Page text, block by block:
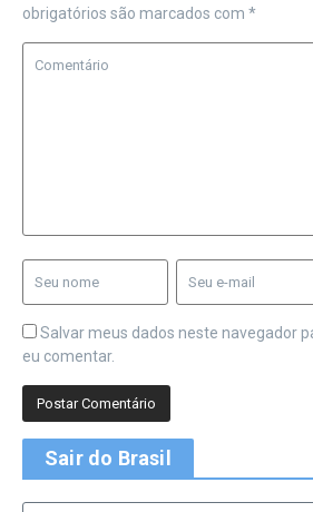
obrigatórios são marcados com *
Salvar meus dados neste navegador
eu comentar.
Sair do Brasil